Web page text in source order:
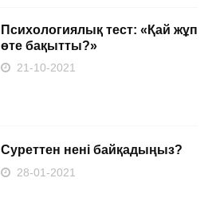
Психологиялық тест: «Қай жұп
өте бақытты?»
21-10-2021
Суреттен нені байқадыңыз?
28-01-2021